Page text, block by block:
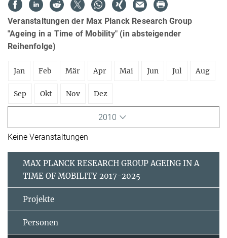
Veranstaltungen der Max Planck Research Group
"Ageing in a Time of Mobility" (in absteigender
Reihenfolge)
Jan Feb Mär Apr Mai Jun Jul Aug
Sep Okt Nov Dez
2010
Keine Veranstaltungen
MAX PLANCK RESEARCH GROUP AGEING IN A
TIME OF MOBILITY 2017-2025
Projekte
Personen